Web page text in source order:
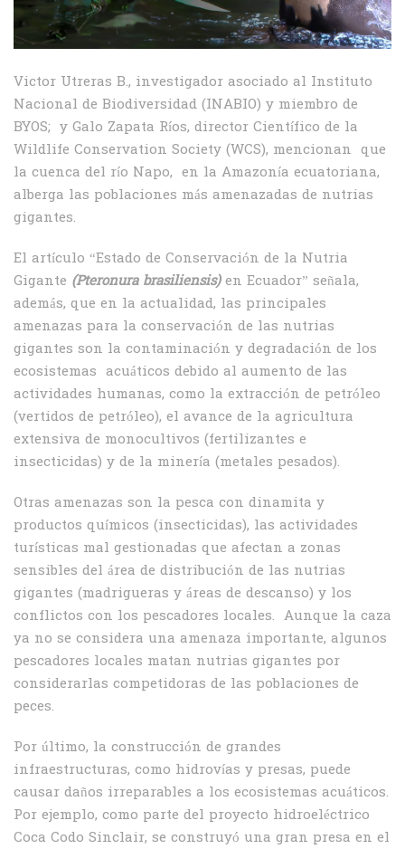
Victor Utreras B., investigador asociado al Instituto
Nacional de Biodiversidad (INABIO) y miembro de
BYOS; y Galo Zapata Ríos, director Científico de la
Wildlife Conservation Society (WCS), mencionan que
la cuenca del río Napo, en la Amazonía ecuatoriana,
alberga las poblaciones más amenazadas de nutrias
gigantes.
El artículo “Estado de Conservación de la Nutria
Gigante (Pteronura brasiliensis)en Ecuador” señala,
además, que en la actualidad, las principales
amenazas para la conservación de las nutrias
gigantes son la contaminación y degradación de los
ecosistemas acuáticos debido al aumento de las
actividades humanas, como la extracción de petróleo
(vertidos de petróleo), el avance de la agricultura
extensiva de monocultivos (fertilizantes e
insecticidas) y de la minería (metales pesados).
Otras amenazas son la pesca con dinamita y
productos químicos (insecticidas), las actividades
turísticas mal gestionadas que afectan a zonas
sensibles del área de distribución de las nutrias
gigantes (madrigueras y áreas de descanso) y los
conflictos con los pescadores locales. Aunque la caza
ya no se considera una amenaza importante, algunos
pescadores locales matan nutrias gigantes por
considerarlas competidoras de las poblaciones de
peces.
Por último, la construcción de grandes
infraestructuras, como hidrovías y presas, puede
causar daños irreparables a los ecosistemas acuáticos.
Por ejemplo, como parte del proyecto hidroeléctrico
Coca Codo Sinclair, se construyó una gran presa en el